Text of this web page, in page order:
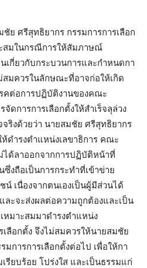
ย ศรีสุทธิยากร กรรมการการเลือก
สมในกรณีการให้สัมภาษณ์
เกี่ยวกับกระบวนการและกําหนดกา
สมควรในลักษณะที่อาจก่อให้เกิด
คต่อการปฏิบัติงานของคณะ
จัดการการเลือกตั้งให้สําเร็จลุล่วง
ริงด้วยว่า นายสมชัย ศรีสุทธิยากร
ดํารงตําแหน่งเลขาธิการ คณะ
ได้ลาออกจากการปฏิบัติหน้าที่
ซึ่งถือเป็นการกระทําที่เข้าข่าย
เนื่องจากตนเองเป็นผู้มีส่วนได้
ละจะส่งผลต่อความถูกต้องและเป็น
หมาะสมมาดํารงตําแหน่ง
ลือกตั้ง จึงไม่สมควรให้นายสมชัย
การการเลือกตั้งต่อไป เพื่อให้กา
รียบร้อย โปร่งใส และเป็นธรรมแก่